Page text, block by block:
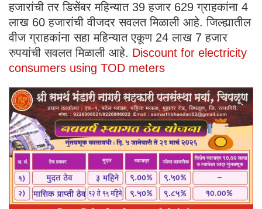
हजारांची तर डिसेंबर महिन्यात 39 हजार 629 ग्राहकांना 4
लाख 60 हजारांची वीजदर सवलत मिळाली आहे. जिल्ह्यातील
वीज ग्राहकांना सहा महिन्यात एकूण 24 लाख 7 हजार
रुपयांची सवलत मिळाली आहे. Discount for electricity
consumers using TOD meters